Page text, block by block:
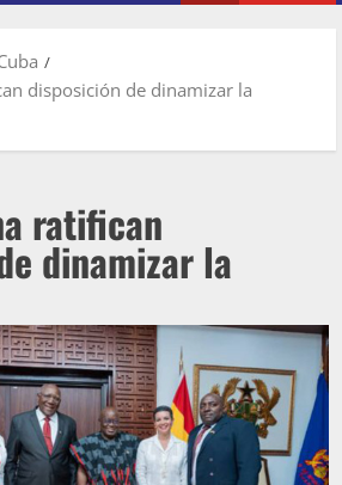
disposición de dinamizar la
ratifican
dinamizar la